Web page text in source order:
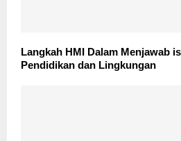
Langkah HMI Dalam Menjawab
Pendidikan dan Lingkungan